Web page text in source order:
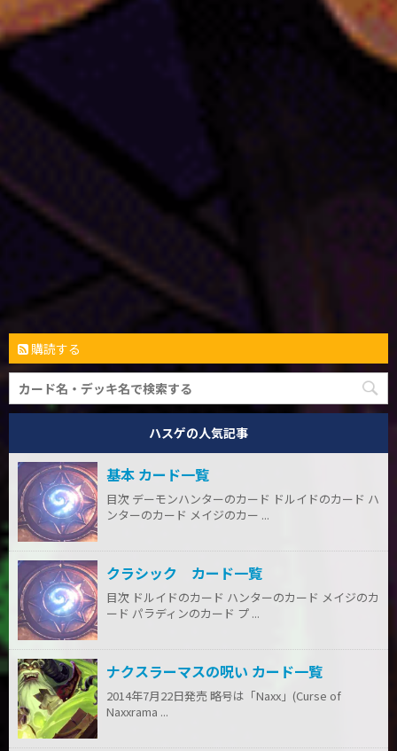
購読する
ハスゲの人気記事
基本 カード一覧
目次 デーモンハンターのカード ドルイドのカード ハ
ンターのカード メイジのカー ...
クラシック カード一覧
目次 ドルイドのカード ハンターのカード メイジのカ
ード パラディンのカード プ ...
ナクスラーマスの呪い カード一覧
2014年7月22日発売 略号は「Naxx」(Curse of
Naxxrama ...